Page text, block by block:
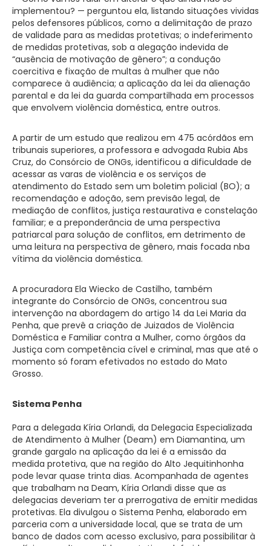
implementou? — perguntou ela, listando situações vividas
pelos defensores públicos, como a delimitação de prazo
de validade para as medidas protetivas; o indeferimento
de medidas protetivas, sob a alegação indevida de
“ausência de motivação de gênero”; a condução
coercitiva e fixação de multas à mulher que não
comparece à audiência; a aplicação da lei da alienação
parental e da lei da guarda compartilhada em processos
que envolvem violência doméstica, entre outros.
A partir de um estudo que realizou em 475 acórdãos em
tribunais superiores, a professora e advogada Rubia Abs
Cruz, do Consórcio de ONGs, identificou a dificuldade de
acessar as varas de violência e os serviços de
atendimento do Estado sem um boletim policial (BO); a
recomendação e adoção, sem previsão legal, de
mediação de conflitos, justiça restaurativa e constelação
familiar; e a preponderância de uma perspectiva
patriarcal para solução de conflitos, em detrimento de
uma leitura na perspectiva de gênero, mais focada nba
vítima da violência doméstica.
A procuradora Ela Wiecko de Castilho, também
integrante do Consórcio de ONGs, concentrou sua
intervenção na abordagem do artigo 14 da Lei Maria da
Penha, que prevê a criação de Juizados de Violência
Doméstica e Familiar contra a Mulher, como órgãos da
Justiça com competência cível e criminal, mas que até o
momento só foram efetivados no estado do Mato
Grosso.
Sistema Penha
Para a delegada Kíria Orlandi, da Delegacia Especializada
de Atendimento à Mulher (Deam) em Diamantina, um
grande gargalo na aplicação da lei é a emissão da
medida protetiva, que na região do Alto Jequitinhonha
pode levar quase trinta dias. Acompanhada de agentes
que trabalham na Deam, Kíria Orlandi disse que as
delegacias deveriam ter a prerrogativa de emitir medidas
protetivas. Ela divulgou o Sistema Penha, elaborado em
parceria com a universidade local, que se trata de um
banco de dados com acesso exclusivo, para possibilitar à